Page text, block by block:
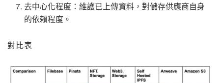
去中心化程度：維護已上傳資料，對儲存供應商自身
的依賴程度。
對比表